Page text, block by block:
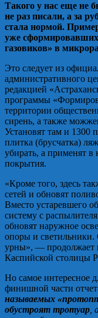
Такого у нас еще не
не раз писали, а за
стала нормой.
уже
газовиков» в
Это следует из
административного
редакцией
программы
территории
сирень, а также
Установят там и 1300
плитка (брусчатка)
убирать, а применят в
покрытия.
«Кроме того, здесь
сетей и обновят
Вместо устаревшего
систему с
обновят наружное
опоры и светильники.
урны», — продолжает
Каспийской столицы
Но самое интересное
финишной части
называемых
обустроят тротуар